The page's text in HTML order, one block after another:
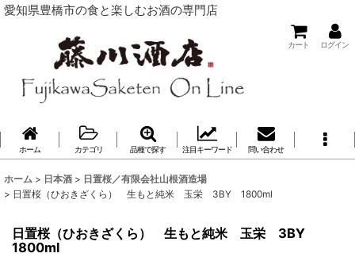
愛知県豊橋市の食と楽しむお酒の専門店
カート ログイン
ホーム カテゴリ 品種で探す 注目キーワード 問い合わせ
ホーム > 日本酒 > 日置桜／有限会社山根酒造場
> 日置桜（ひおきざくら） 生もと純米 玉栄 3BY 1800ml
日置桜（ひおきざくら） 生もと純米 玉栄 3BY
1800ml